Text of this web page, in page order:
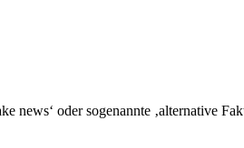
news‘ oder sogenannte ‚alternative